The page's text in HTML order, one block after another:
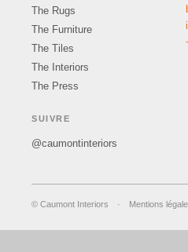
The Rugs
The Furniture
The Tiles
The Interiors
The Press
SUIVRE
@caumontinteriors
© Caumont Interiors · Mentions